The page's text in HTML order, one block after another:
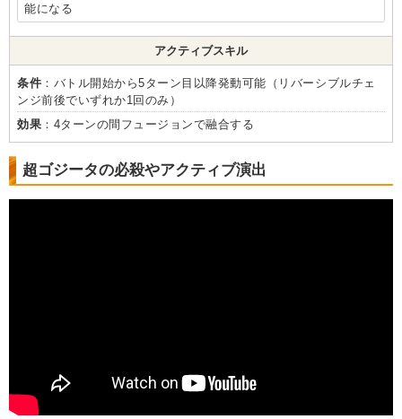
能になる
アクティブスキル
条件 ：バトル開始から5ターン目以降発動可能（リバーシブルチェ
ンジ前後でいずれか1回のみ）
効果 ：4ターンの間フュージョンで融合する
超ゴジータの必殺やアクティブ演出